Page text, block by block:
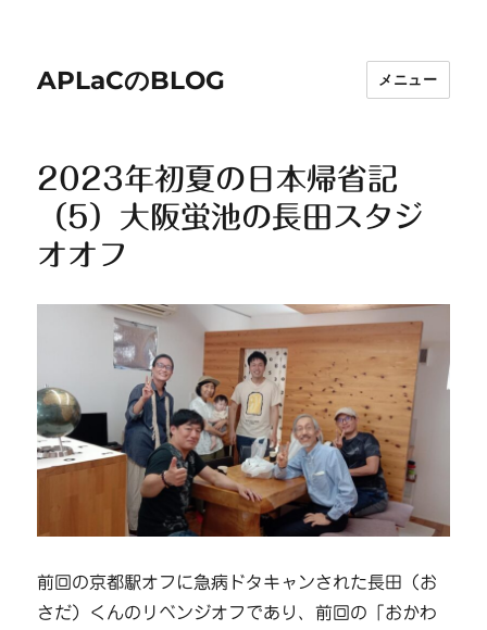
APLaCのBLOG メニュー
2023年初夏の日本帰省記
（5）大阪蛍池の長田スタジ
オオフ
前回の京都駅オフに急病ドタキャンされた長田（お
さだ）くんのリベンジオフであり、前回の「おかわ